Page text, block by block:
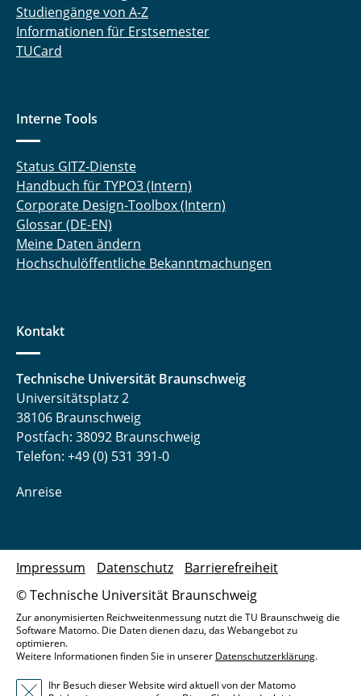
Studiengänge von A-Z
Informationen für Erstsemester
TUCard
Interne Tools
Status GITZ-Dienste
Handbuch für TYPO3 (Intern)
Corporate Design-Toolbox (Intern)
Glossar (DE-EN)
Meine Daten ändern
Hochschulöffentliche Bekanntmachungen
Kontakt
Technische Universität Braunschweig
Universitätsplatz 2
38106 Braunschweig
Postfach: 38092 Braunschweig
Telefon: +49 (0) 531 391-0
Anreise
© Technische Universität Braunschweig
Impressum Datenschutz Barrierefreiheit
Zur anonymisierten Reichweitenmessung nutzt die TU Braunschweig die
Software Matomo. Die Daten dienen dazu, das Webangebot zu
optimieren.
Weitere Informationen finden Sie in unserer Datenschutzerklärung.
Ihr Besuch dieser Website wird aktuell von der Matomo